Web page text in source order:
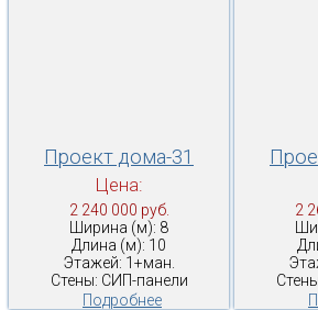
Проект дома-31
Цена:
2 240 000 руб.
Ширина (м): 8
Длина (м): 10
Этажей: 1+ман.
Стены: СИП-панели
Подробнее
2